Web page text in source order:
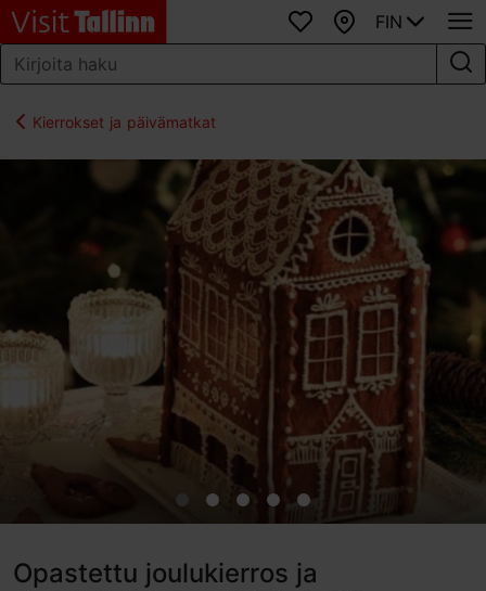
SuosikitKartta
FIN
Kierrokset ja päivämatkat
Opastettu joulukierros ja